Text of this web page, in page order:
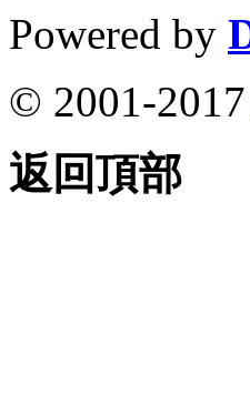
Powered by
© 2001-2017
返回頂部